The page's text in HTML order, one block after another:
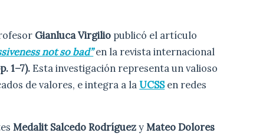
Gianluca Virgilio publicó el artículo
not so bad”en la revista internacional
1–7). Esta investigación representa un valioso
de valores, e integra a laUCSSen redes
Medalit Salcedo RodríguezyMateo Dolores